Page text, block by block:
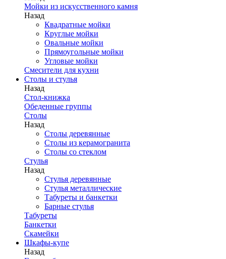
Мойки из искусственного камня
Назад
Квадратные мойки
Круглые мойки
Овальные мойки
Прямоугольные мойки
Угловые мойки
Смесители для кухни
Столы и стулья
Назад
Стол-книжка
Обеденные группы
Столы
Назад
Столы деревянные
Столы из керамогранита
Столы со стеклом
Стулья
Назад
Стулья деревянные
Стулья металлические
Табуреты и банкетки
Барные стулья
Табуреты
Банкетки
Скамейки
Шкафы-купе
Назад